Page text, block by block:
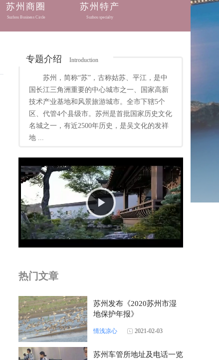
苏州商圈
Suzhou Business Circle
苏州特产
Suzhou specialty
专题介绍 Introduction
苏州，简称“苏”，古称姑苏、平江，是中
国长江三角洲重要的中心城市之一、国家高新
技术产业基地和风景旅游城市。全市下辖5个
区、代管4个县级市。苏州是首批国家历史文化
名城之一，有近2500年历史，是吴文化的发祥
地 ...
Play
Video
热门文章
苏州发布《2020苏州市湿
地保护年报》
情浅凉心 2021-02-03
苏州车管所地址及电话一览